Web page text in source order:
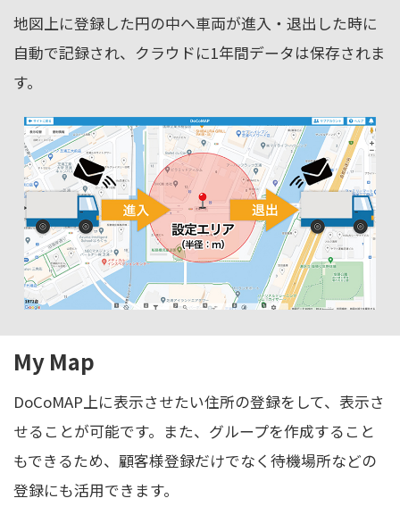
地図上に登録した円の中へ車両が進入・退出した時に
自動で記録され、クラウドに1年間データは保存されま
す。
My Map
DoCoMAP上に表示させたい住所の登録をして、表示さ
せることが可能です。また、グループを作成すること
もできるため、顧客様登録だけでなく待機場所などの
登録にも活用できます。